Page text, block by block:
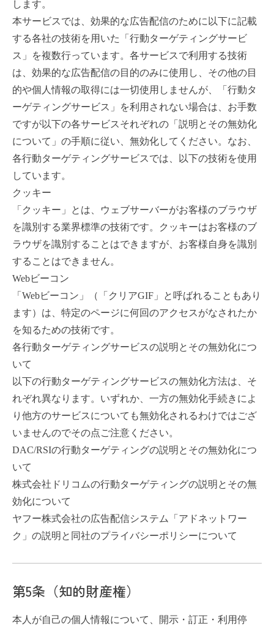
します。
本サービスでは、効果的な広告配信のために以下に記載
する各社の技術を用いた「行動ターゲティングサービ
ス」を複数行っています。各サービスで利用する技術
は、効果的な広告配信の目的のみに使用し、その他の目
的や個人情報の取得には一切使用しませんが、「行動タ
ーゲティングサービス」を利用されない場合は、お手数
ですが以下の各サービスそれぞれの「説明とその無効化
について」の手順に従い、無効化してください。なお、
各行動ターゲティングサービスでは、以下の技術を使用
しています。
クッキー
「クッキー」とは、ウェブサーバーがお客様のブラウザ
を識別する業界標準の技術です。クッキーはお客様のブ
ラウザを識別することはできますが、お客様自身を識別
することはできません。
Webビーコン
「Webビーコン」（「クリアGIF」と呼ばれることもあり
ます）は、特定のページに何回のアクセスがなされたか
を知るための技術です。
各行動ターゲティングサービスの説明とその無効化につ
いて
以下の行動ターゲティングサービスの無効化方法は、そ
れぞれ異なります。いずれか、一方の無効化手続きによ
り他方のサービスについても無効化されるわけではござ
いませんのでその点ご注意ください。
DAC/RSIの行動ターゲティングの説明とその無効化につ
いて
株式会社ドリコムの行動ターゲティングの説明とその無
効化について
ヤフー株式会社の広告配信システム「アドネットワー
ク」の説明と同社のプライバシーポリシーについて
第5条（知的財産権）
本人が自己の個人情報について、開示・訂正・利用停